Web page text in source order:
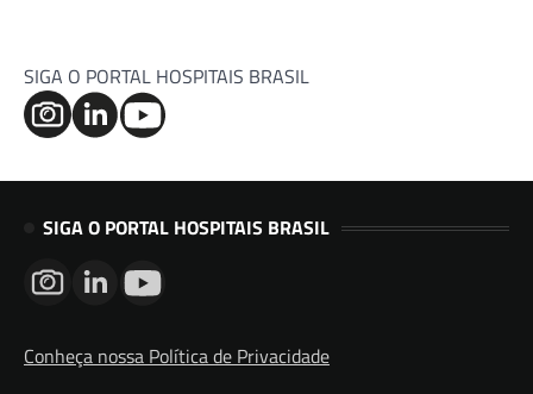
SIGA O PORTAL HOSPITAIS BRASIL
SIGA O PORTAL HOSPITAIS BRASIL
Conheça nossa Política de Privacidade